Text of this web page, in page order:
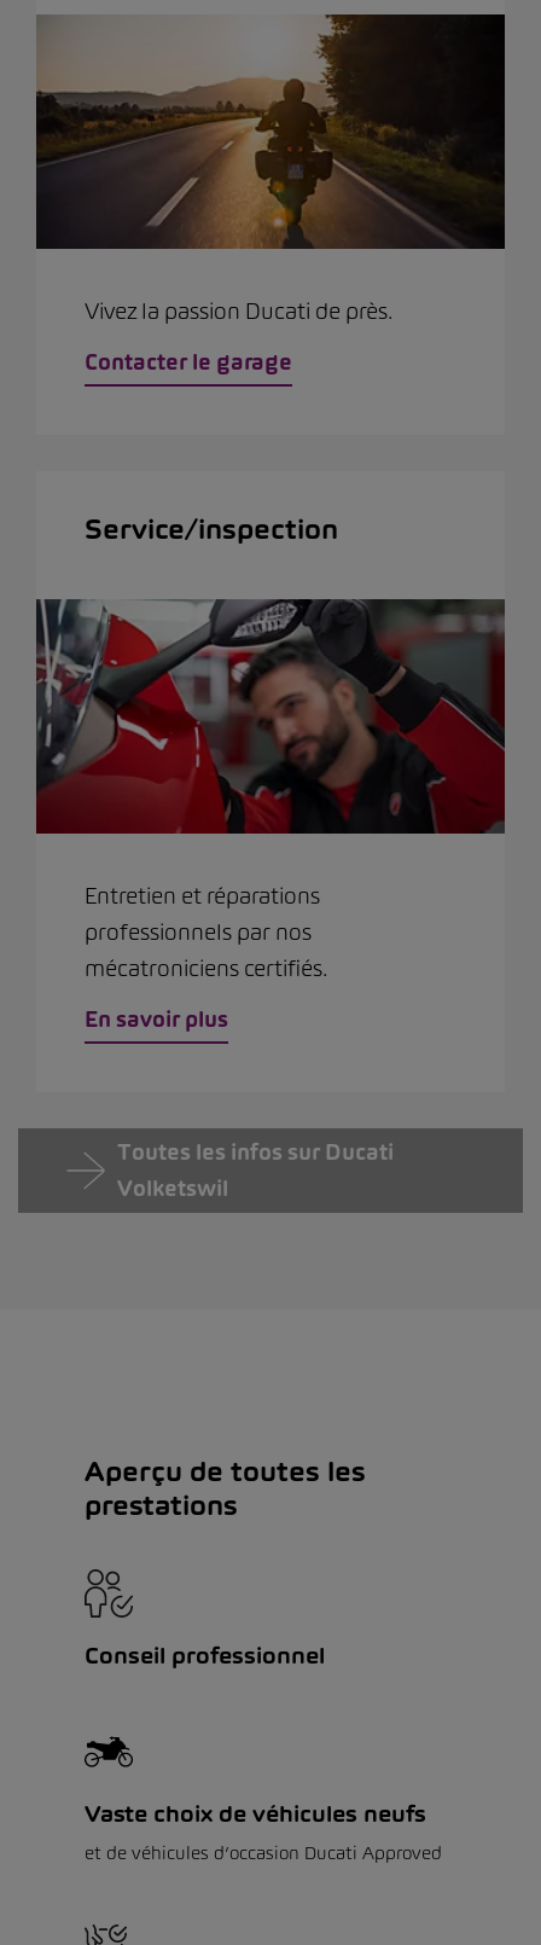
Vivez la passion Ducati de près.
Contacter le garage
Service/inspection
Entretien et réparations
professionnels par nos
mécatroniciens certifiés.
En savoir plus
Toutes les infos sur Ducati
Volketswil
Aperçu de toutes les
prestations
Conseil professionnel
Vaste choix de véhicules neufs
et de véhicules d’occasion Ducati Approved